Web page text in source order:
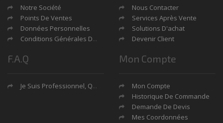
Notre Société
Points De Ventes
Données Personnelles
Conditions Générales De Ventes
Nous Contacter
Services Après Vente
Solutions D'achat
Devenir Client
F.A.Q
Je Suis Professionnel, Quels Sont Mes Avantages?
Mon Compte
Mon Compte
Historique De Commande
Demande De Devis
Mes Coordonnées